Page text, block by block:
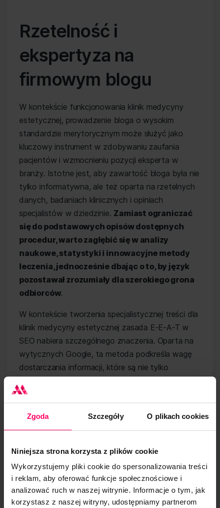
Zgoda Szczegóły O plikach cookies
Niniejsza strona korzysta z plików cookie
Wykorzystujemy pliki cookie do spersonalizowania treści
i reklam, aby oferować funkcje społecznościowe i
analizować ruch w naszej witrynie. Informacje o tym, jak
korzystasz z naszej witryny, udostępniamy partnerom
Rzetelność i
ekspertyza na
firmowym blogu
W kontekście funkcjonowania klinik medycyny
estetycznej, prowadzenie bloga o wysokim
standardzie merytorycznym może służyć jako
kluczowy instrument w zdobywaniu zaufania
pacjentów i wzmocnieniu pozycji eksperta w
branży. Istotne jest, aby zawartość bloga była nie
tylko informatywna, ale też oparta na rzetelnych
danych, badaniach klinicznych i opiniach
specjalistów w dziedzinie. Zamiast ograniczać
się do podstawowych opisów dostępnych
procedur, warto zagłębić się w analizy
naukowe, statystyki i innowacyjne metody
leczenia, jednocześnie dbając o to, by język
pozostawał zrozumiały dla szerokiego grona
odbiorców.
W kontekście tworzenia specjalistycznej treści dla
klinik medycyny estetycznej zasada E-E-A-T w
SEO nabiera szczególnego znaczenia. Oparta na
wytycznych Google, ta metoda podkreśla wagę
dostarczania informacji, które są nie tylko
i profesjonalnym doświadczeniem.
Uważne planowanie struktury bloga i
rozbudowany system kategorii umożliwi
wyszukiwarkach, co dodatkowo zwiększy jej
widoczność. Przy wyborze tematów postów i ich
optymalizacji pomocne będą narzędzia jak np.
Answer the Public, Ahrefs, które podpowiedzą,